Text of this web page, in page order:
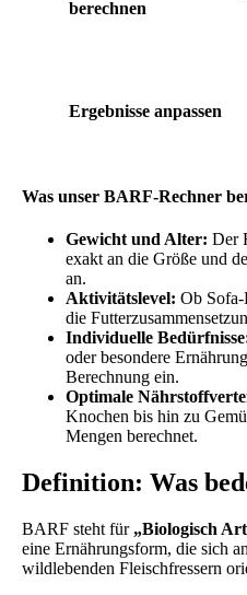
berechnen
Ergebnisse anpassen
Was unser BARF-Rechner
Gewicht und Alter: Der
exakt an die Größe und
an.
Aktivitätslevel: Ob
die
Individuelle
oder besondere
Berechnung ein.
Optimale
Knochen bis hin zu
Mengen berechnet.
Definition: Was
BARF steht für „Biologisch
eine Ernährungsform, die sich
wildlebenden Fleischfressern